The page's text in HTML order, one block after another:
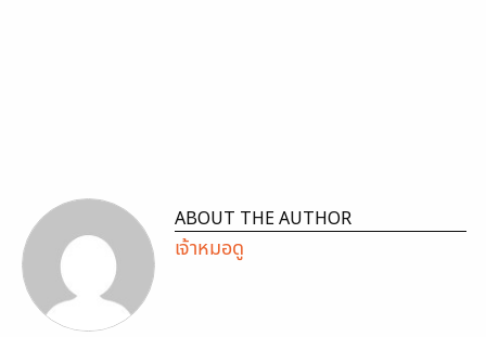
ABOUT THE AUTHOR
เจ้าหมอดู